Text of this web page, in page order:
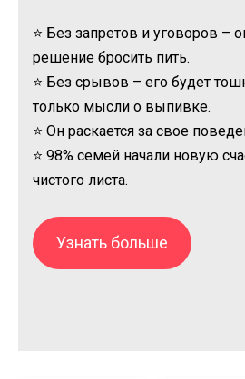
⭐ Без запретов и уговоров –
решение бросить пить.
⭐ Без срывов – его будет
только мысли о выпивке.
⭐ Он раскается за свое
⭐ 98% семей начали новую
чистого листа.
Узнать больше